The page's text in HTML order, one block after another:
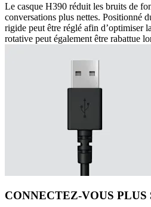
Le casque H390 réduit les bruits de
conversations plus nettes. Positionné
rigide peut être réglé afin d’optimiser
rotative peut également être rabattue
CONNECTEZ-VOUS